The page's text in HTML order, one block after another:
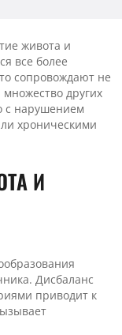
живота и
все более
сопровождают не
других
с нарушением
хроническими
И
Дисбаланс
приводит к